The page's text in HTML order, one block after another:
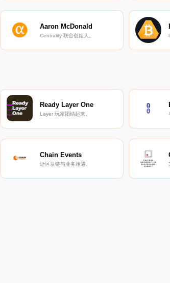
Aaron McDonald
Centrality 联合创始人。
Ready Layer One
Layer 玩家团结起来。
Chain Events
让区块链与业务相遇。